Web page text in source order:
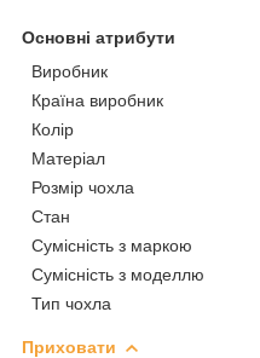
Основні атрибути
Виробник
Країна виробник
Колір
Матеріал
Розмір чохла
Стан
Сумісність з маркою
Сумісність з моделлю
Тип чохла
Приховати